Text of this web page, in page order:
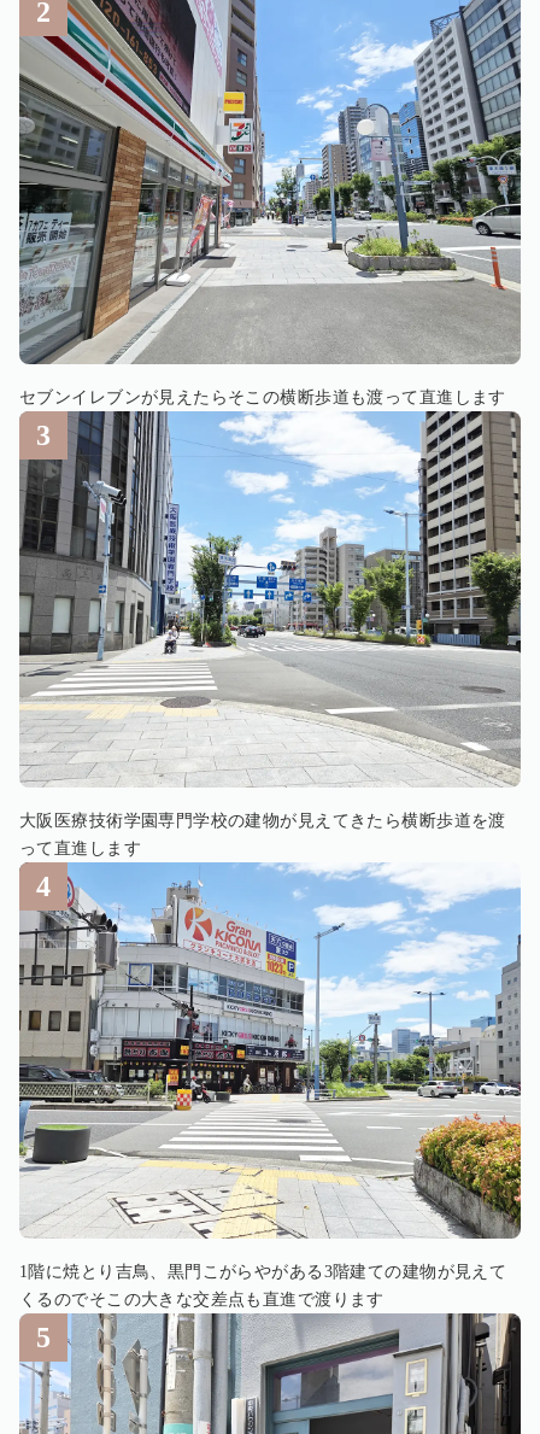
セブンイレブンが見えたらそこの横断歩道も渡って直進します
大阪医療技術学園専門学校の建物が見えてきたら横断歩道を渡
って直進します
1階に焼とり吉鳥、黒門こがらやがある3階建ての建物が見えて
くるのでそこの大きな交差点も直進で渡ります